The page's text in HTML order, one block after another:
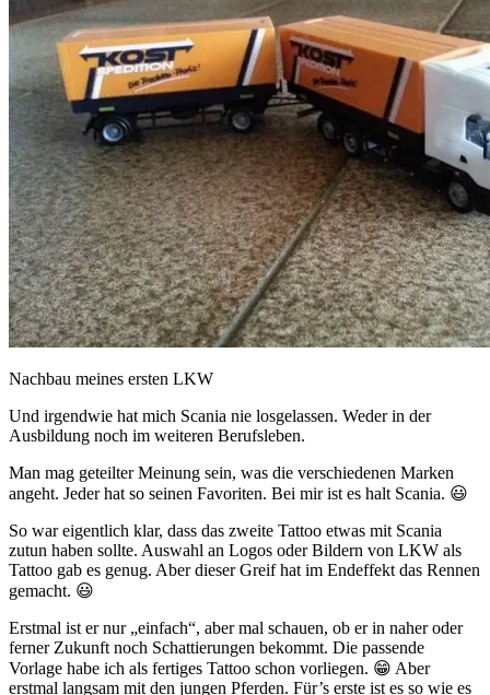
Nachbau meines ersten LKW
Und irgendwie hat mich Scania nie losgelassen. Weder in der
Ausbildung noch im weiteren Berufsleben.
Man mag geteilter Meinung sein, was die verschiedenen Marken
angeht. Jeder hat so seinen Favoriten. Bei mir ist es halt Scania. 😃
So war eigentlich klar, dass das zweite Tattoo etwas mit Scania
zutun haben sollte. Auswahl an Logos oder Bildern von LKW als
Tattoo gab es genug. Aber dieser Greif hat im Endeffekt das Rennen
gemacht. 😃
Erstmal ist er nur „einfach“, aber mal schauen, ob er in naher oder
ferner Zukunft noch Schattierungen bekommt. Die passende
Vorlage habe ich als fertiges Tattoo schon vorliegen. 😁 Aber
erstmal langsam mit den jungen Pferden. Für’s erste ist es so wie es